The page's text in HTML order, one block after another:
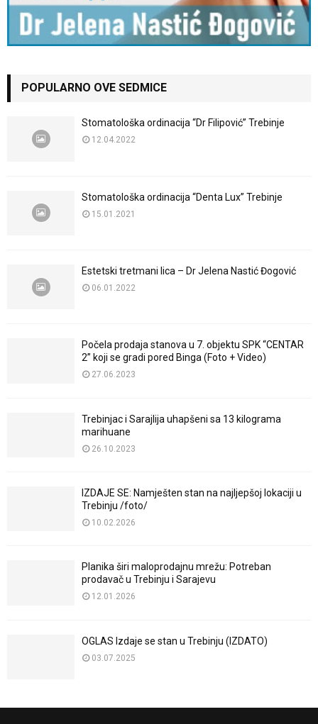
POPULARNO OVE SEDMICE
Stomatološka ordinacija “Dr Filipović” Trebinje
12.04.2022
Stomatološka ordinacija “Denta Lux” Trebinje
15.01.2021
Estetski tretmani lica – Dr Jelena Nastić Đogović
06.01.2022
Počela prodaja stanova u 7. objektu SPK “CENTAR
2” koji se gradi pored Binga (Foto + Video)
27.06.2023
Trebinjac i Sarajlija uhapšeni sa 13 kilograma
marihuane
26.10.2023
IZDAJE SE: Namješten stan na najljepšoj lokaciji u
Trebinju /foto/
10.02.2026
Planika širi maloprodajnu mrežu: Potreban
prodavač u Trebinju i Sarajevu
12.01.2026
OGLAS Izdaje se stan u Trebinju (IZDATO)
03.07.2025